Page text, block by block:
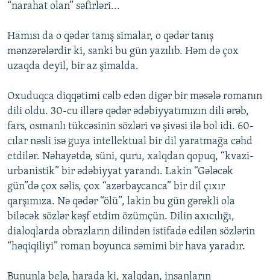
“narahat olan” səfirləri...
Hamısı da o qədər tanış simalar, o qədər tanış
mənzərələrdir ki, sanki bu gün yazılıb. Həm də çox
uzaqda deyil, bir az şimalda.
Oxuduqca diqqətimi cəlb edən digər bir məsələ romanın
dili oldu. 30-cu illərə qədər ədəbiyyatımızın dili ərəb,
fars, osmanlı tükcəsinin sözləri və şivəsi ilə bol idi. 60-
cılar nəsli isə guya intellektual bir dil yaratmağa cəhd
etdilər. Nəhayətdə, süni, quru, xalqdan qopuq, “kvazi-
urbanistik” bir ədəbiyyat yarandı. Lakin “Gələcək
gün”də çox səlis, çox “azərbaycanca” bir dil çıxır
qarşımıza. Nə qədər “ölü”, lakin bu gün gərəkli ola
biləcək sözlər kəşf etdim özümçün. Dilin axıcılığı,
dialoqlarda obrazların dilindən istifadə edilən sözlərin
“həqiqiliyi” roman boyunca səmimi bir hava yaradır.
Bununla belə, harada ki, xalqdan, insanların